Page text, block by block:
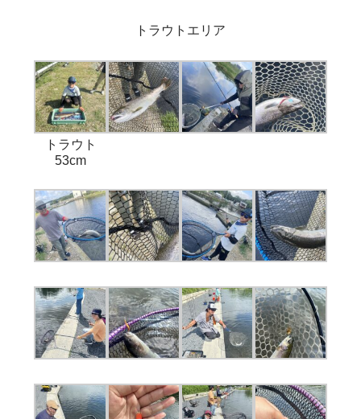
トラウトエリア
トラウト
53cm